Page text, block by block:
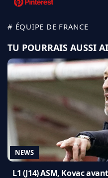
# ÉQUIPE DE FRANCE
TU POURRAIS AUSSI
NEWS
L1 (J14) ASM, Kovac